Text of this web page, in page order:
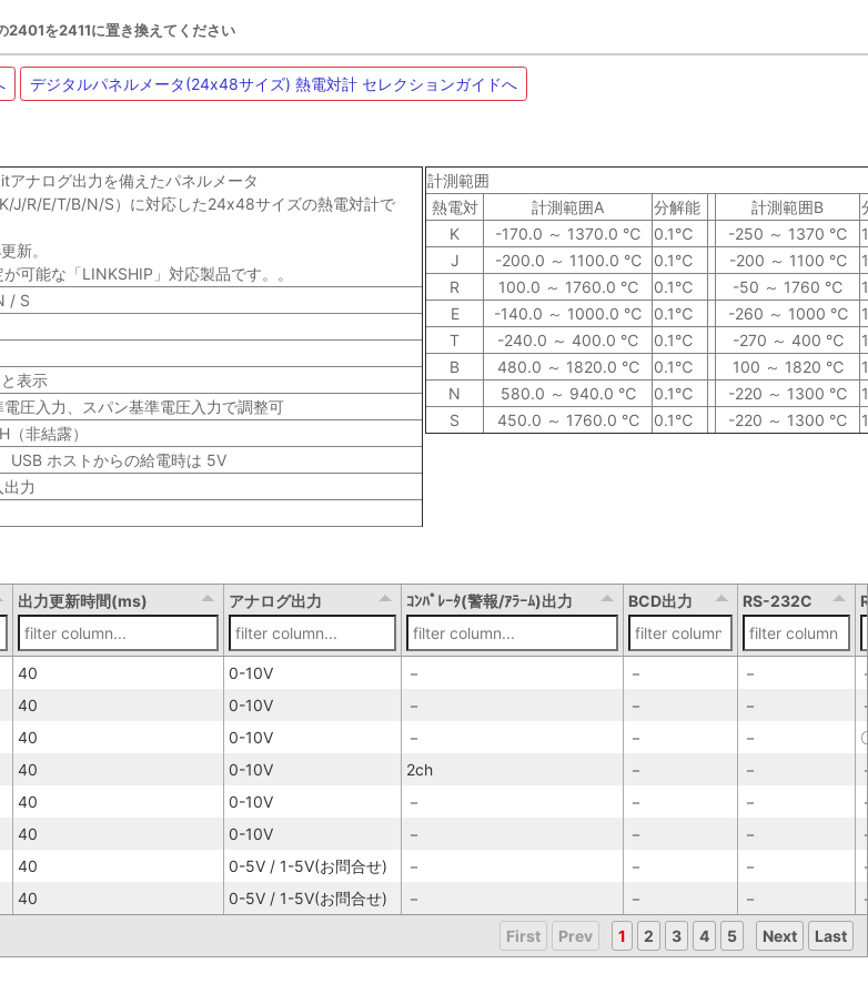
2401を2411に置き換えてください
デジタルパネルメータ(24x48サイズ) 熱電対計 セレクションガイドへ
アナログ出力を備えたパネルメータ
J/R/E/T/B/N/S）に対応した24x48サイズの熱電対計で
新。
可能な「LINKSHIP」対応製品です。。
/ S
表示
圧入力、スパン基準電圧入力で調整可
非結露）
ホストからの給電時は 5V
力
計測範囲
熱電対
計測範囲A 分解能 計測範囲B
K
-170.0 ～ 1370.0 ℃ 0.1℃ -250 ～ 1370 ℃
J
-200.0 ～ 1100.0 ℃ 0.1℃ -200 ～ 1100 ℃
R
100.0 ～ 1760.0 ℃ 0.1℃ -50 ～ 1760 ℃
E
-140.0 ～ 1000.0 ℃ 0.1℃ -260 ～ 1000 ℃
T
-240.0 ～ 400.0 ℃ 0.1℃ -270 ～ 400 ℃
B
480.0 ～ 1820.0 ℃ 0.1℃ 100 ～ 1820 ℃
N
580.0 ～ 940.0 ℃ 0.1℃ -220 ～ 1300 ℃
S
450.0 ～ 1760.0 ℃ 0.1℃ -220 ～ 1300 ℃
出力更新時間(ms) アナログ出力 ｺﾝﾊﾟﾚｰﾀ(警報/ｱﾗｰﾑ)出力 BCD出力 RS-232C
40 0-10V － － －
40 0-10V － － －
40 0-10V － － －
40 0-10V 2ch － －
40 0-10V － － －
40 0-10V － － －
40 0-5V / 1-5V(お問合せ) － － －
40 0-5V / 1-5V(お問合せ) － － －
First
Prev 1 2 3 4 5 Next Last